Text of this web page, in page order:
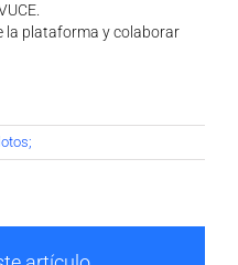
la plataforma y colaborar